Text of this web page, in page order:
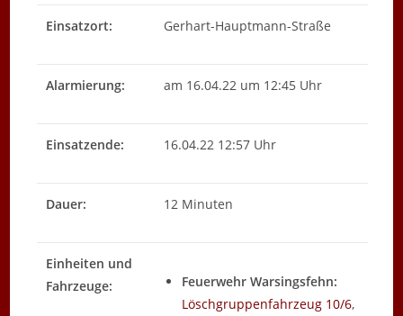
Einsatzort: Gerhart-Hauptmann-Straße
Alarmierung: am 16.04.22 um 12:45 Uhr
Einsatzende: 16.04.22 12:57 Uhr
Dauer: 12 Minuten
Einheiten und
Fahrzeuge:
Feuerwehr Warsingsfehn:
Löschgruppenfahrzeug 10/6,